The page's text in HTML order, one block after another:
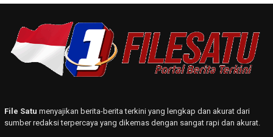
File Satu menyajikan berita-berita terkini yang lengkap dan akurat dari
sumber redaksi terpercaya yang dikemas dengan sangat rapi dan akurat.